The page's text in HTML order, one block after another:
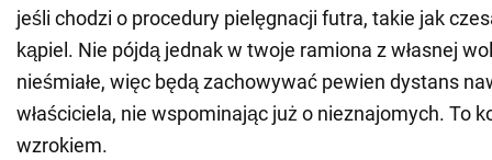
jeśli chodzi o procedury pielęgnacji futra, takie jak
kąpiel. Nie pójdą jednak w twoje ramiona z własnej
nieśmiałe, więc będą zachowywać pewien dystans
właściciela, nie wspominając już o nieznajomych. To
wzrokiem.